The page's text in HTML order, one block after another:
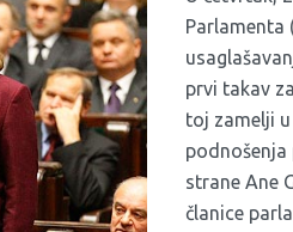
Parlamenta
prvi takav
toj zamelji
podnošenja
strane Ane
članice